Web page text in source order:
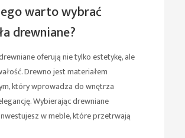
warto wybrać
drewniane?
oferują nie tylko estetykę, ale
Drewno jest materiałem
który wprowadza do wnętrza
Wybierając drewniane
w meble, które przetrwają